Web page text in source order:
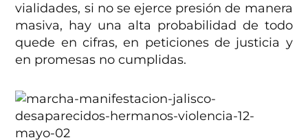
vialidades, si no se ejerce presión de manera
masiva, hay una alta probabilidad de todo
quede en cifras, en peticiones de justicia y
en promesas no cumplidas.